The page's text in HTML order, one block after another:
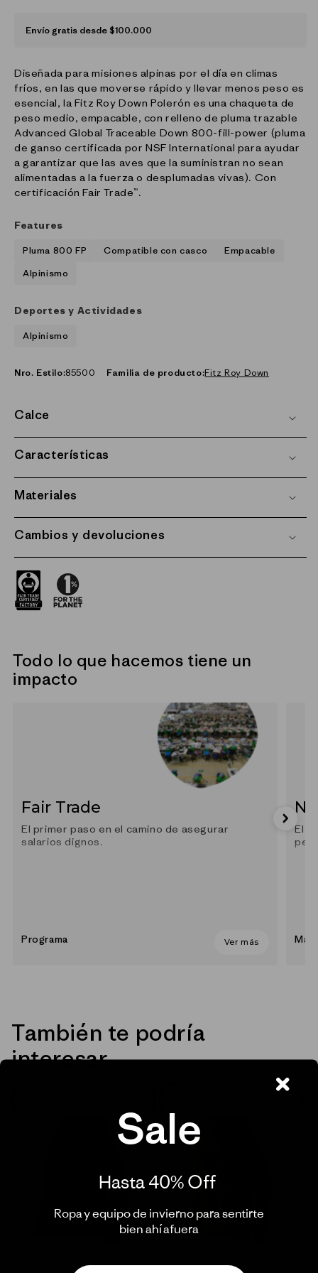
Envío gratis desde $100.000
Diseñada para misiones alpinas por el día en climas
fríos, en las que moverse rápido y llevar menos peso es
esencial, la Fitz Roy Down Polerón es una chaqueta de
peso medio, empacable, con relleno de pluma trazable
Advanced Global Traceable Down 800-fill-power (pluma
de ganso certificada por NSF International para ayudar
a garantizar que las aves que la suministran no sean
alimentadas a la fuerza o desplumadas vivas). Con
certificación Fair Trade™.
Features
Pluma 800 FP Compatible con casco
Empacable
Alpinismo
Deportes y Actividades
Alpinismo
Nro. Estilo:85500 Familia de producto:Fitz Roy Down
Calce
Características
Materiales
Cambios y devoluciones
Todo lo que hacemos tiene un
impacto
Fair Trade
El primer paso en el camino de asegurar
salarios dignos.
Programa Ver más
El
También te podría
interesar
Sale
Hasta 40% Off ​
Ropa y equipo de invierno para sentirte
bien ahí afuera​